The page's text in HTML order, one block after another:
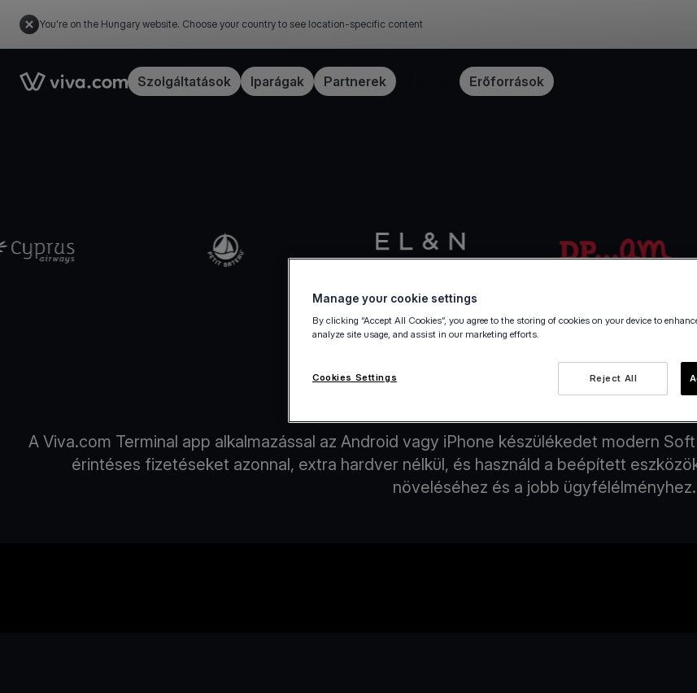
You're on the Hungary website. Choose your country to see location-specific content
Link to the homepageSzolgáltatások Iparágak Partnerek Erőforrások
Fogadj el kártyás fizetéseket a telefonodon
A Viva.com Terminal app alkalmazással az Android vagy iPhone készülékedet modern
érintéses fizetéseket azonnal, extra hardver nélkül, és használd a beépített
növeléséhez és a jobb ügyfélélményhez.
Manage your cookie settings
By clicking “Accept All Cookies”, you agree to the storing of cookies on your device to
analyze site usage, and assist in our marketing efforts.
Reject All
Cookies Settings